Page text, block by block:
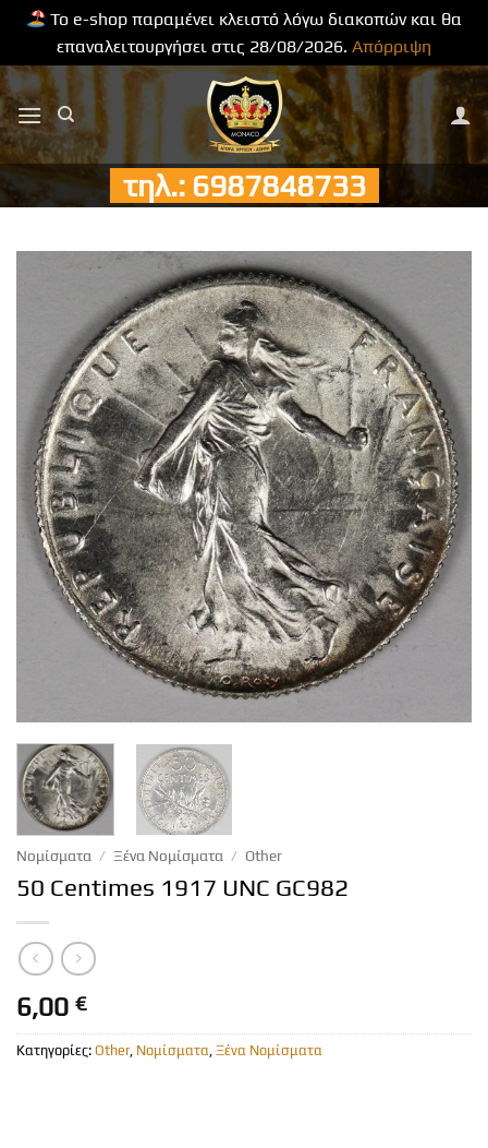
Το e-shop παραμένει κλειστό λόγω διακοπών και θα
επαναλειτουργήσει στις 28/08/2026. Απόρριψη
Μετάβαση
στο
περιεχόμενο
τηλ.: 6987848733
Νομίσματα / Ξένα Νομίσματα / Other
50 Centimes 1917 UNC GC982
6,00 €
Κατηγορίες: Other, Νομίσματα Ξένα Νομίσματα